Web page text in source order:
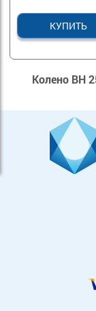
КУПИТЬ
Колено ВН